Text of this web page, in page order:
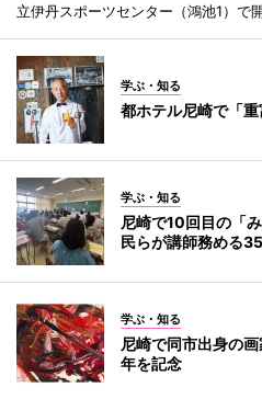
立伊丹スポーツセンター（鴻池1）で
学ぶ・知る
都ホテル尼崎で「
学ぶ・知る
尼崎で10回目の「
民らが講師務める
学ぶ・知る
尼崎で同市出身の
年を記念